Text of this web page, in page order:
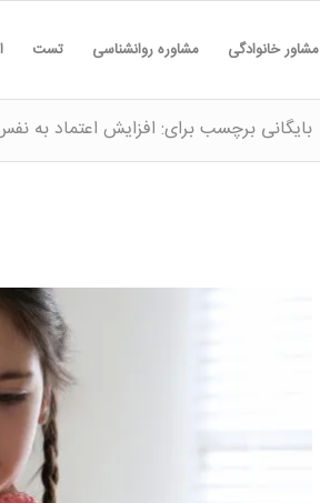
مشاور خانوادگی مشاوره روانشناسی تست
بایگانی برچسب برای: افزایش اعتماد به